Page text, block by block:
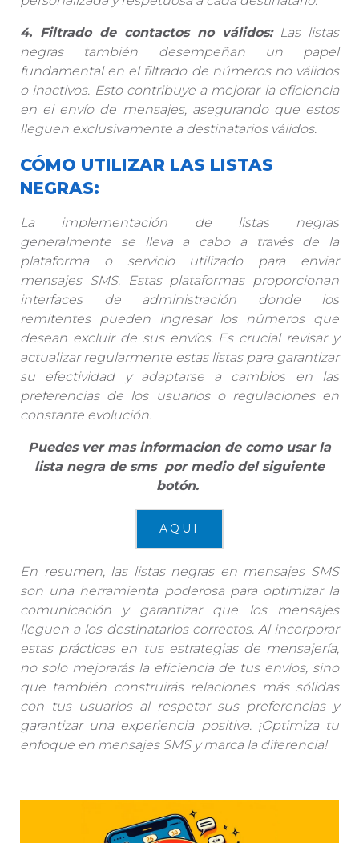
4. Filtrado de contactos no válidos:Las listas
negras también desempeñan un papel
fundamental en el filtrado de números no válidos
o inactivos. Esto contribuye a mejorar la eficiencia
en el envío de mensajes, asegurando que estos
lleguen exclusivamente a destinatarios válidos.
CÓMO UTILIZAR LAS LISTAS
NEGRAS:
La implementación de listas negras
generalmente se lleva a cabo a través de la
plataforma o servicio utilizado para enviar
mensajes SMS. Estas plataformas proporcionan
interfaces de administración donde los
remitentes pueden ingresar los números que
desean excluir de sus envíos. Es crucial revisar y
actualizar regularmente estas listas para garantizar
su efectividad y adaptarse a cambios en las
preferencias de los usuarios o regulaciones en
constante evolución.
Puedes ver mas informacion de como usar la
lista negra de sms por medio del siguiente
botón.
AQUI
En resumen, las listas negras en mensajes SMS
son una herramienta poderosa para optimizar la
comunicación y garantizar que los mensajes
lleguen a los destinatarios correctos. Al incorporar
estas prácticas en tus estrategias de mensajería,
no solo mejorarás la eficiencia de tus envíos, sino
que también construirás relaciones más sólidas
con tus usuarios al respetar sus preferencias y
garantizar una experiencia positiva. ¡Optimiza tu
enfoque en mensajes SMS y marca la diferencia!